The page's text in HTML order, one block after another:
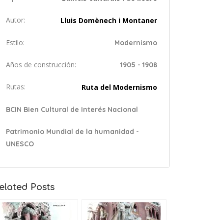
Autor: Lluis Domènech i Montaner
Estilo: Modernismo
Años de construcción: 1905 - 1908
Rutas: Ruta del Modernismo
BCIN Bien Cultural de Interés Nacional
Patrimonio Mundial de la humanidad -
UNESCO
Posts